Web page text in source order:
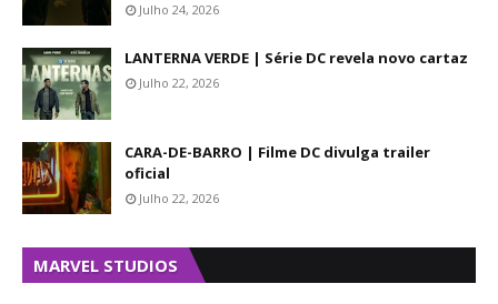
Julho 24, 2026
LANTERNA VERDE | Série DC revela novo cartaz
Julho 22, 2026
CARA-DE-BARRO | Filme DC divulga trailer
oficial
Julho 22, 2026
MARVEL STUDIOS